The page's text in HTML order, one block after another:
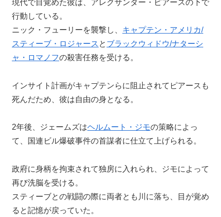
現代で目覚めた彼は、アレクサンダー・ピアースの下で
行動している。
ニック・フューリーを襲撃し、 キャプテン・アメリカ/
スティーブ・ロジャース と ブラックウィドウ/ナターシ
ャ・ロマノフの殺害任務を受ける。
インサイト計画がキャプテンらに阻止されてピアースも
死んだため、彼は自由の身となる。
2年後、ジェームズはヘルムート・ジモの策略によっ
て、国連ビル爆破事件の首謀者に仕立て上げられる。
政府に身柄を拘束されて独房に入れられ、ジモによって
再び洗脳を受ける。
スティーブとの戦闘の際に両者とも川に落ち、目が覚め
ると記憶が戻っていた。